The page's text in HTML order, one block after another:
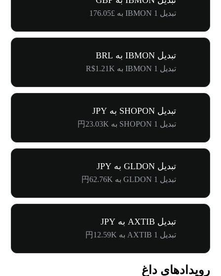
تبدیل 1 IBMON به £176.05
تبدیل IBMON به BRL
تبدیل 1 IBMON به R$1.21K
تبدیل SHOPON به JPY
تبدیل 1 SHOPON به 円23.03K
تبدیل GLDON به JPY
تبدیل 1 GLDON به 円62.76K
تبدیل AXTIB به JPY
تبدیل 1 AXTIB به 円12.59K
رویدادهای داغ